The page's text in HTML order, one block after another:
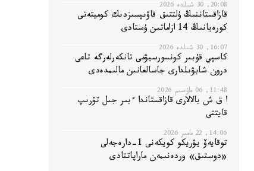
20:08, 30 شىلدە 2026
قازاقستاننىڭ ۇلتتىق قاۋىپسىزدىك كوميتەتى
كورەيانىڭ 14 ازاماتىن ۇستادى
16:07, 30 شىلدە 2026
كاسپي قۇبىر كونسورسيۋمى تانكەرلەرگە تاعى
درون شابۋىلدارى جاسالعانىن مالىمدەدى
11:48, 06 ماۋسىم 2026
ا ق ش بالالارى قازاقستاندا ءبىر جىل تۇرىپ
قايتتى
14:06, 22 مامىر 2026
توقايەۆ يۋريكو كويكەنى 1-دارەجەلى
«دوستىق» وردەنىمەن ماراپاتتادى